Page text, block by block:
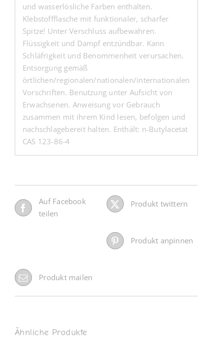
und wasserlösliche Farben enthalten.
Klebstoffflasche mit funktionaler, scharfer
Spitze! Unter Verschluss aufbewahren.
Flüssigkeit und Dampf entzündbar. Kann
Schläfrigkeit und Benommenheit verursachen.
Entsorgung gemäß
örtlichen/regionalen/nationalen/internationalen
Vorschriften. Benutzung unter Aufsicht von
Erwachsenen. Anweisung vor Gebrauch
zusammen mit ihrem Kind lesen, befolgen und
nachschlagebereit halten. Enthält: n-Butylacetat
CAS 123-86-4
Auf Facebook
teilen
Produkt twittern
Produkt anpinnen
Produkt mailen
Ähnliche Produkte